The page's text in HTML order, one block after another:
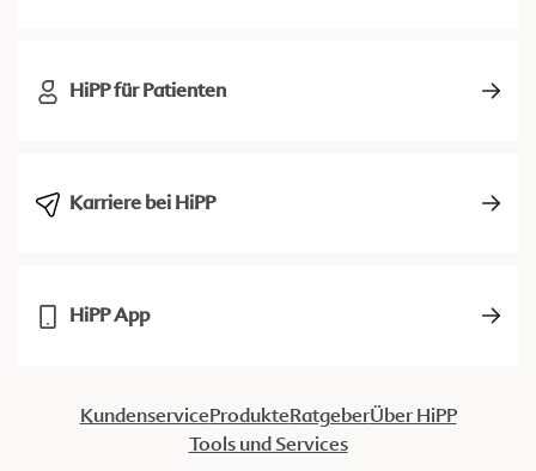
HiPP für Patienten
Karriere bei HiPP
HiPP App
KundenserviceProdukteRatgeberÜber HiPP
Tools und Services